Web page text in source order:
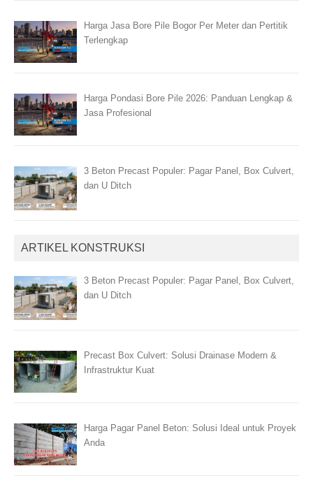
Harga Jasa Bore Pile Bogor Per Meter dan Pertitik
Terlengkap
Harga Pondasi Bore Pile 2026: Panduan Lengkap &
Jasa Profesional
3 Beton Precast Populer: Pagar Panel, Box Culvert,
dan U Ditch
ARTIKEL KONSTRUKSI
3 Beton Precast Populer: Pagar Panel, Box Culvert,
dan U Ditch
Precast Box Culvert: Solusi Drainase Modern &
Infrastruktur Kuat
Harga Pagar Panel Beton: Solusi Ideal untuk Proyek
Anda